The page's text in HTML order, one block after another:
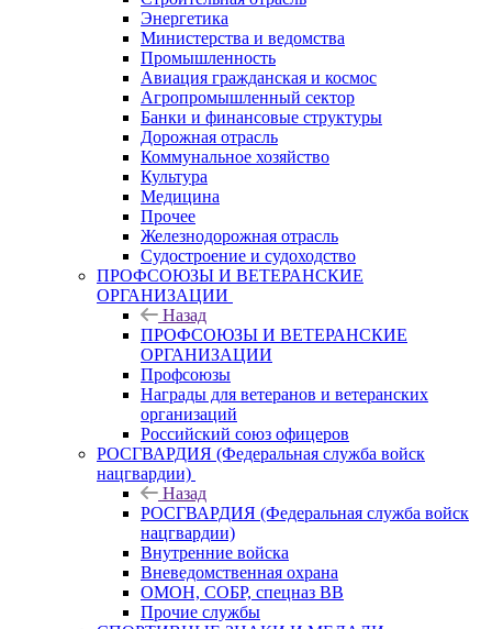
Энергетика
Министерства и ведомства
Промышленность
Авиация гражданская и космос
Агропромышленный сектор
Банки и финансовые структуры
Дорожная отрасль
Коммунальное хозяйство
Культура
Медицина
Прочее
Железнодорожная отрасль
Судостроение и судоходство
ПРОФСОЮЗЫ И ВЕТЕРАНСКИЕ
ОРГАНИЗАЦИИ
Назад
ПРОФСОЮЗЫ И ВЕТЕРАНСКИЕ
ОРГАНИЗАЦИИ
Профсоюзы
Награды для ветеранов и ветеранских
организаций
Российский союз офицеров
РОСГВАРДИЯ (Федеральная служба войск
нацгвардии)
Назад
РОСГВАРДИЯ (Федеральная служба войск
нацгвардии)
Внутренние войска
Вневедомственная охрана
ОМОН, СОБР, спецназ ВВ
Прочие службы